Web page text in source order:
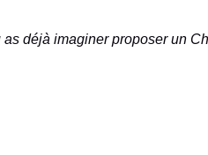
as déjà imaginer proposer un